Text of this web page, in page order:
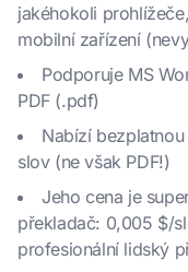
jakéhokoli
mobilní zařízení
Podporuje MS
PDF (.pdf)
Nabízí
slov (ne však PDF!)
Jeho cena je
překladač: 0,005 $/
profesionální lidský